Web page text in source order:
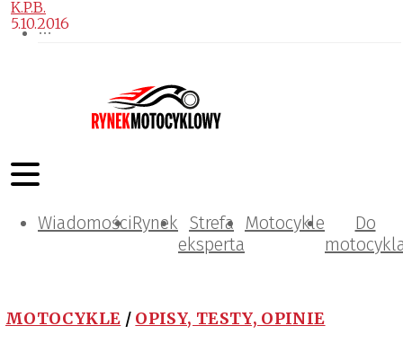
WiadomościRynek Strefa
eksperta
Motocykle
Do
MOTOCYKLE / OPISY, TESTY, OPINIE
K.P.B.
5.10.2016